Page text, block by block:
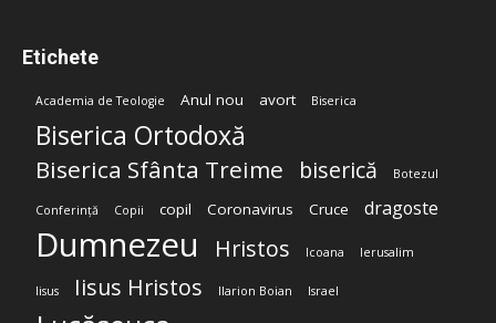
Etichete
Academia de Teologie Anul nou avort Biserica
Biserica Ortodoxă
Biserica Sfânta Treime biserică Botezul
Conferință Copii copil Coronavirus Cruce dragoste
Dumnezeu Hristos Icoana Ierusalim
Iisus Iisus Hristos Ilarion Boian Israel